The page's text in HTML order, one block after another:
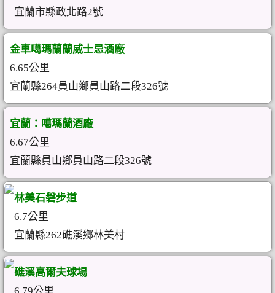
宜蘭市縣政北路2號
金車噶瑪蘭蘭威士忌酒廠
6.65公里
宜蘭縣264員山鄉員山路二段326號
宜蘭：噶瑪蘭酒廠
6.67公里
宜蘭縣員山鄉員山路二段326號
林美石磐步道
6.7公里
宜蘭縣262礁溪鄉林美村
礁溪高爾夫球場